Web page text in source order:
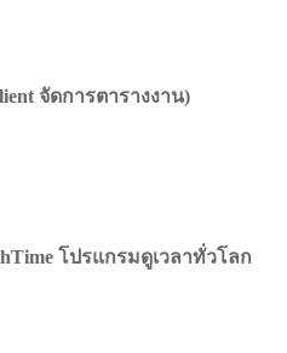
จัดการตารางงาน)
โปรแกรมดูเวลาทั่วโลก